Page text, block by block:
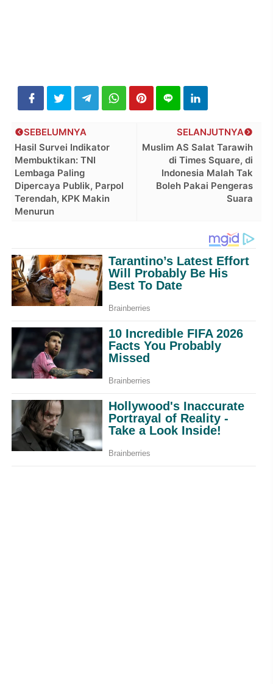
SELANJUTNYA
Muslim AS Salat Tarawih
di Times Square, di
Indonesia Malah Tak
Boleh Pakai Pengeras
Suara
SEBELUMNYA
Hasil Survei Indikator
Membuktikan: TNI
Lembaga Paling
Dipercaya Publik, Parpol
Terendah, KPK Makin
Menurun